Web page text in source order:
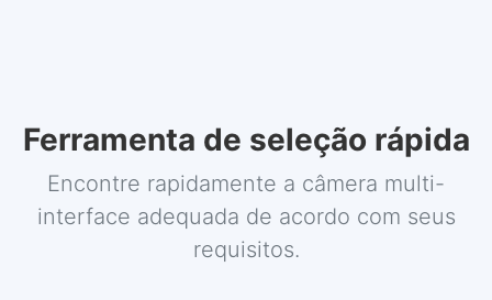
Ferramenta de seleção rápida
Encontre rapidamente a câmera multi-
interface adequada de acordo com seus
requisitos.